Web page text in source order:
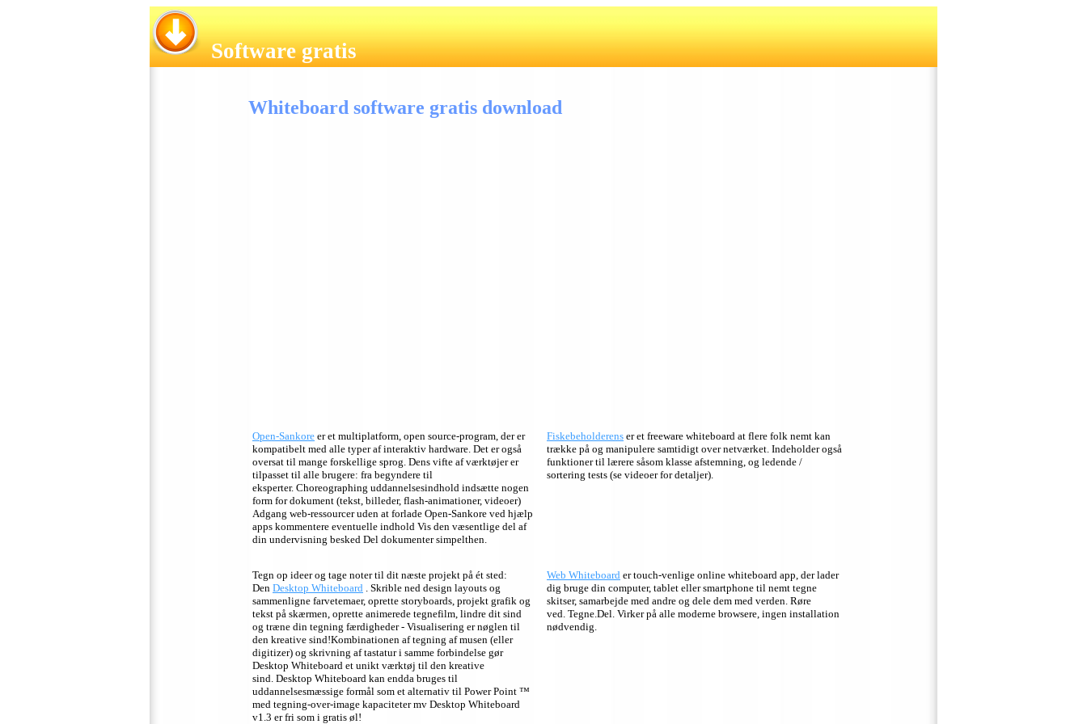
Software gratis
Whiteboard software gratis download
Open-Sankore er et multiplatform, open source-program, der er
kompatibelt med alle typer af interaktiv hardware. Det er også
oversat til mange forskellige sprog. Dens vifte af værktøjer er
tilpasset til alle brugere: fra begyndere til
eksperter. Choreographing uddannelsesindhold indsætte nogen
form for dokument (tekst, billeder, flash-animationer, videoer)
Adgang web-ressourcer uden at forlade Open-Sankore ved hjælp
apps kommentere eventuelle indhold Vis den væsentlige del af
din undervisning besked Del dokumenter simpelthen.
Fiskebeholderens er et freeware whiteboard at flere folk nemt kan
trække på og manipulere samtidigt over netværket. Indeholder også
funktioner til lærere såsom klasse afstemning, og ledende /
sortering tests (se videoer for detaljer).
Tegn op ideer og tage noter til dit næste projekt på ét sted:
Den Desktop Whiteboard . Skrible ned design layouts og
sammenligne farvetemaer, oprette storyboards, projekt grafik og
tekst på skærmen, oprette animerede tegnefilm, lindre dit sind
og træne din tegning færdigheder - Visualisering er nøglen til
den kreative sind!Kombinationen af tegning af musen (eller
digitizer) og skrivning af tastatur i samme forbindelse gør
Desktop Whiteboard et unikt værktøj til den kreative
sind. Desktop Whiteboard kan endda bruges til
uddannelsesmæssige formål som et alternativ til Power Point ™
med tegning-over-image kapaciteter mv Desktop Whiteboard
v1.3 er fri som i gratis øl!
Web Whiteboard er touch-venlige online whiteboard app, der lader
dig bruge din computer, tablet eller smartphone til nemt tegne
skitser, samarbejde med andre og dele dem med verden. Røre
ved. Tegne.Del. Virker på alle moderne browsere, ingen installation
nødvendig.